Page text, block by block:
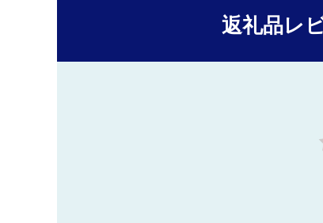
返礼品レ